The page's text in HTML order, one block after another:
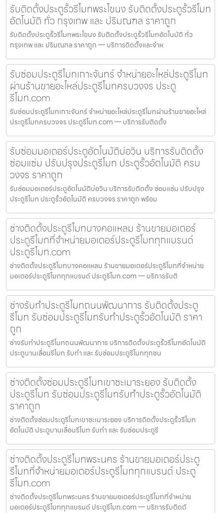
รับติดตั้งประตูรั้วรีโมทพระโขนง รับติดตั้งประตูรั้วรีโมท
อัตโนมัติ ทั่ว กรุงเทพ และ ปริมณฑล ราคาถูก
รับติดตั้งประตูรั้วรีโมทพระโขนง รับติดตั้งประตูรั้วรีโมทอัตโนมัติ ทั่ว
กรุงเทพ และ ปริมณฑล ราคาถูก — บริการติดตั้งและจำห
รับซ่อมประตูรีโมทเกาะจันทร์ จำหน่ายอะไหล่ประตูรีโมท
ผ่านร้านขายอะไหล่ประตูรีโมทครบวงจร ประตู
รีโมท.com
รับซ่อมประตูรีโมทเกาะจันทร์ จำหน่ายอะไหล่ประตูรีโมทผ่านร้านขายอะไหล่
ประตูรีโมทครบวงจร ประตูรีโมท.com — บริการรับติดตั้ง
รับซ่อมมอเตอร์ประตูอัตโนมัติบ่อวิน บริการรับติดตั้ง
ซ่อมแซ่ม ปรับปรุงประตูรีโมท ประตูรั้วอัตโนมัติ ครบ
วงจร ราคาถูก
รับซ่อมมอเตอร์ประตูอัตโนมัติบ่อวิน บริการรับติดตั้ง ซ่อมแซ่ม ปรับปรุง
ประตูรีโมท ประตูรั้วอัตโนมัติ ครบวงจร ราคาถูก พร้อม
ช่างติดตั้งประตูรีโมทบางคอแหลม ร้านขายมอเตอร์
ประตูรีโมทที่จำหน่ายมอเตอร์ประตูรีโมททุกแบรนด์
ประตูรีโมท.com
ช่างติดตั้งประตูรีโมทบางคอแหลม ร้านขายมอเตอร์ประตูรีโมทที่จำหน่าย
มอเตอร์ประตูรีโมททุกแบรนด์ ประตูรีโมท.com — บริการรับติ
ช่างรับทำประตูรีโมทถนนพัฒนาการ รับติดตั้งประตู
รีโมท รับซ่อมประตูรีโมทรับทำประตูรั้วอัตโนมัติ ราคา
ถูก
ช่างรับทำประตูรีโมทถนนพัฒนาการ บริการติดตั้งประตูรั้วรีโมทอัตโนมัติ
ประตูบานเลื่อนรีโมท รับทำ และ รับซ่อมประตูรีโมททุกชน
ช่างติดตั้งซ่อมประตูรีโมทเขาชะเมาระยอง รับติดตั้ง
ประตูรีโมท รับซ่อมประตูรีโมทรับทำประตูรั้วอัตโนมัติ
ราคาถูก
ช่างติดตั้งซ่อมประตูรีโมทเขาชะเมาระยอง บริการติดตั้งประตูรั้วรีโมท
อัตโนมัติ ประตูบานเลื่อนรีโมท รับทำ และ รับซ่อมประตูรี
ช่างติดตั้งประตูรีโมทพระนคร ร้านขายมอเตอร์ประตู
รีโมทที่จำหน่ายมอเตอร์ประตูรีโมททุกแบรนด์ ประตู
รีโมท.com
ช่างติดตั้งประตูรีโมทพระนคร ร้านขายมอเตอร์ประตูรีโมทที่จำหน่าย
มอเตอร์ประตูรีโมททุกแบรนด์ ประตูรีโมท.com — บริการรับติดตั